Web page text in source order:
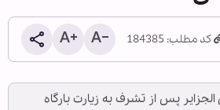
کد مطلب: 184385
پس از تشرف به زیارت بارگاه